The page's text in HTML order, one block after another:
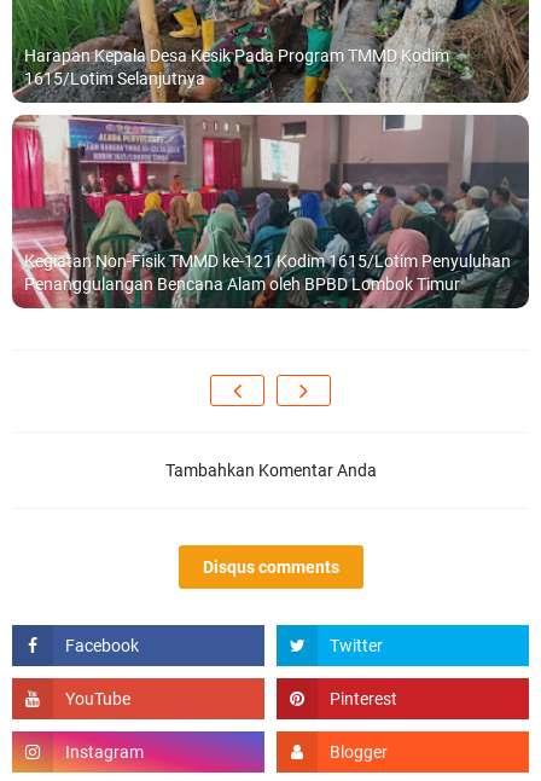
Harapan Kepala Desa Kesik Pada Program TMMD Kodim
1615/Lotim Selanjutnya
Kegiatan Non-Fisik TMMD ke-121 Kodim 1615/Lotim Penyuluhan
Penanggulangan Bencana Alam oleh BPBD Lombok Timur
Tambahkan Komentar Anda
Disqus comments